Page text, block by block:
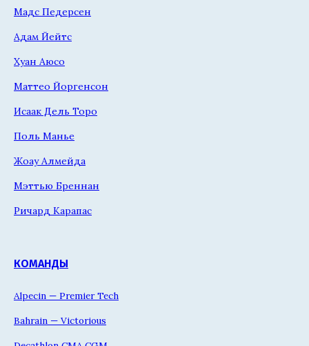
Мадс Педерсен
Адам Йейтс
Хуан Аюсо
Маттео Йоргенсон
Исаак Дель Торо
Поль Манье
Жоау Алмейда
Мэттью Бреннан
Ричард Карапас
КОМАНДЫ
Alpecin — Premier Tech
Bahrain — Victorious